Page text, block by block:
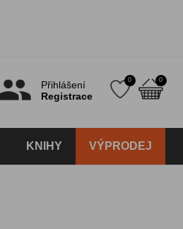
Přihlášení
Registrace
0 0
KNIHY VÝPRODEJ